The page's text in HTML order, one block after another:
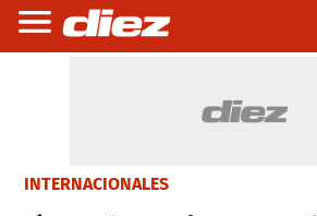
INTERNACIONALES